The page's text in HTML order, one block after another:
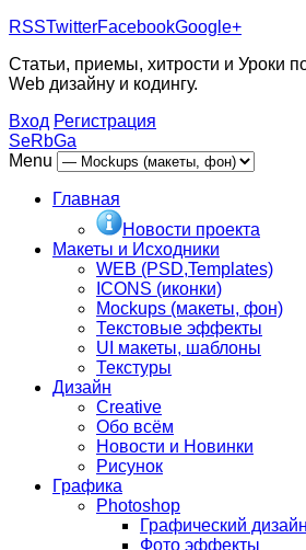
RSSTwitterFacebookGoogle+
Статьи, приемы, хитрости и Уроки
Web дизайну и кодингу.
Вход Регистрация
SeRbGa
Menu
Главная
Новости проекта
Макеты и Исходники
WEB (PSD,Templates)
ICONS (иконки)
Mockups (макеты, фон)
Текстовые эффекты
UI макеты, шаблоны
Текстуры
Дизайн
Creative
Обо всём
Новости и Новинки
Рисунок
Графика
Photoshop
Графический дизайн
Фото эффекты